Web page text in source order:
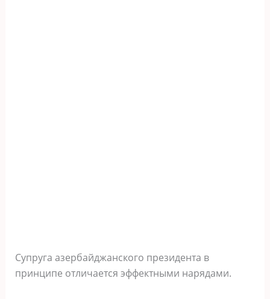
Супруга азербайджанского президента в
принципе отличается эффектными нарядами.